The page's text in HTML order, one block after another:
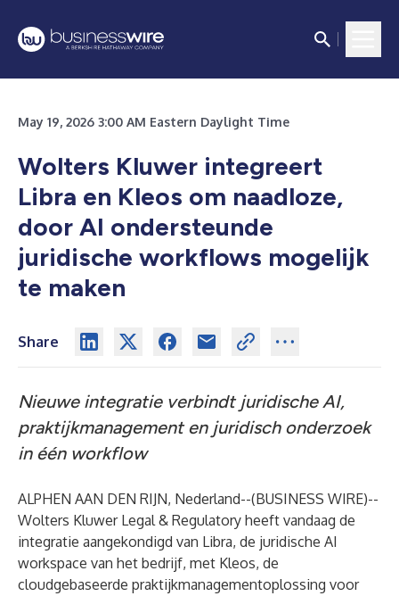
May 19, 2026 3:00 AM Eastern Daylight Time
Wolters Kluwer integreert
Libra en Kleos om naadloze,
door AI ondersteunde
juridische workflows mogelijk
te maken
Share
Nieuwe integratie verbindt juridische AI,
praktijkmanagement en juridisch onderzoek
in één workflow
ALPHEN AAN DEN RIJN, Nederland--(BUSINESS WIRE)--
Wolters Kluwer Legal & Regulatory heeft vandaag de
integratie aangekondigd van Libra, de juridische AI
workspace van het bedrijf, met Kleos, de
cloudgebaseerde praktijkmanagementoplossing voor